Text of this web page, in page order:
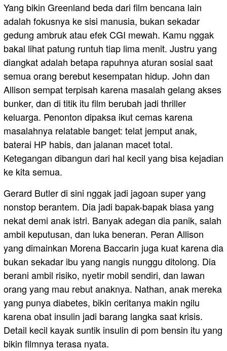
Yang bikin Greenland beda dari film bencana lain
adalah fokusnya ke sisi manusia, bukan sekadar
gedung ambruk atau efek CGI mewah. Kamu nggak
bakal lihat patung runtuh tiap lima menit. Justru yang
diangkat adalah betapa rapuhnya aturan sosial saat
semua orang berebut kesempatan hidup. John dan
Allison sempat terpisah karena masalah gelang akses
bunker, dan di titik itu film berubah jadi thriller
keluarga. Penonton dipaksa ikut cemas karena
masalahnya relatable banget: telat jemput anak,
baterai HP habis, dan jalanan macet total.
Ketegangan dibangun dari hal kecil yang bisa kejadian
ke kita semua.
Gerard Butler di sini nggak jadi jagoan super yang
nonstop berantem. Dia jadi bapak-bapak biasa yang
nekat demi anak istri. Banyak adegan dia panik, salah
ambil keputusan, dan luka beneran. Peran Allison
yang dimainkan Morena Baccarin juga kuat karena dia
bukan sekadar ibu yang nangis nunggu ditolong. Dia
berani ambil risiko, nyetir mobil sendiri, dan lawan
orang yang mau rebut anaknya. Nathan, anak mereka
yang punya diabetes, bikin ceritanya makin ngilu
karena obat insulin jadi barang langka saat krisis.
Detail kecil kayak suntik insulin di pom bensin itu yang
bikin filmnya terasa nyata.